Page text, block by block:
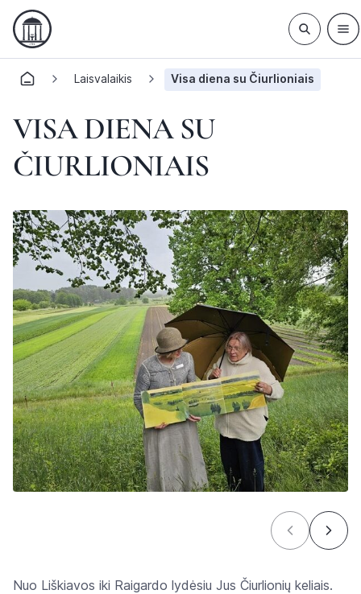
Laisvalaikis Visa diena su Čiurlioniais
VISA DIENA SU
ČIURLIONIAIS
Nuo Liškiavos iki Raigardo lydėsiu Jus Čiurlionių keliais.